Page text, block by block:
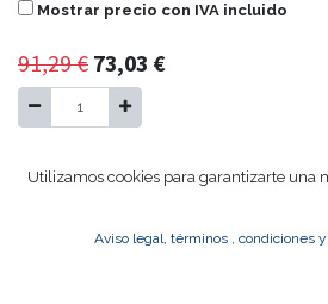
Mostrar precio con IVA incluido
91,29€ 73,03 €
Agregar al
Utilizamos cookies para garantizarte una
Aviso legal, términos , condiciones